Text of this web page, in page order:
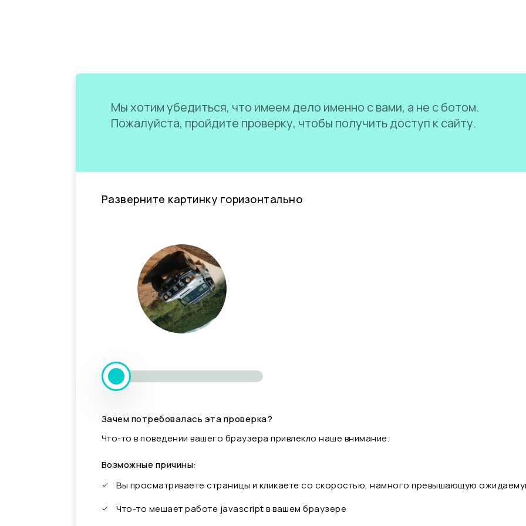
Мы хотим убедиться, что имеем дело именно с вами, а не с ботом.
Пожалуйста, пройдите проверку, чтобы получить доступ к сайту.
Разверните картинку горизонтально
Зачем потребовалась эта проверка?
Что-то в поведении вашего браузера привлекло наше внимание.
Возможные причины:
Вы просматриваете страницы и кликаете со скоростью, намного превышающую
Что-то мешает работе javascript в вашем браузере